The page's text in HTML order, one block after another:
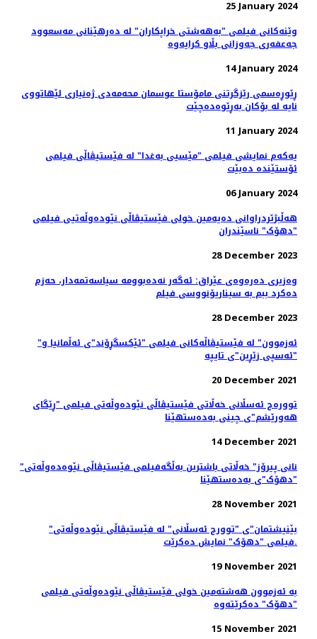
25 January 2024
وێنەکانی فیلمی "به‌هه‌شتی خراپکاران" لە دەرهێنانی مەسعوود
جەعفەری جه‌وزانی بڵاو کرایەوە
14 January 2024
ڕێوڕه‌سمی رێزگرتنی مامۆستا عوسمان محەمەدی ژه‌نیاری لێهاتووی
نایه‌ لە بۆکان بەڕێوەدەچێت
11 January 2024
یەکەم نمایشی فیلمی "مێسیی بەغدا" لە فێستیڤاڵی فیلمی
ئۆستێندە دەبێت
06 January 2024
هه‌ڵبژێردراوانی دەیەمین خولی فێستیڤاڵی نێودەوڵەتیی فیلمی
"دهۆک" ناسێندران
28 December 2023
وەزیری دەرەوەی عێراق: ئه‌گه‌ر نه‌ده‌بوومه‌ سیاسەتمەدار، حەزم
دەکرد ببم بە سیناریۆنووسی فیلم
28 December 2023
"ئەزموون" لە فێستیڤاڵەکانی فیلمی "ئێکسگڕۆند"ی ئەڵمانیا و
"ئەسپی زێڕین"ی تایپە
20 December 2021
توورەج ئەسڵانی خەڵاتی فێستیڤاڵی نێودەوڵەتی فیلمی "ڕێگای
هەورێشم"ی چینی بەدەستهێنا
14 December 2021
"نانی پیرۆز" خەڵاتی باشترین بەڵگەفیلمی فێستیڤاڵی نێوەدەوڵەتی
"دهۆک"ی بەدەستهێنا
28 November 2021
"بێنیشتمان"ی "توورج ئەسڵانی" لە فێستیڤاڵی نێودەوڵەتی
فیلمی "دهۆک" نمایش ده‌کرێت.
19 November 2021
بە ئەزموون هەشتەمین خولی فێستیڤاڵی نێودەوڵەتی فیلمی
"دهۆک" دەکرێتەوە
15 November 2021